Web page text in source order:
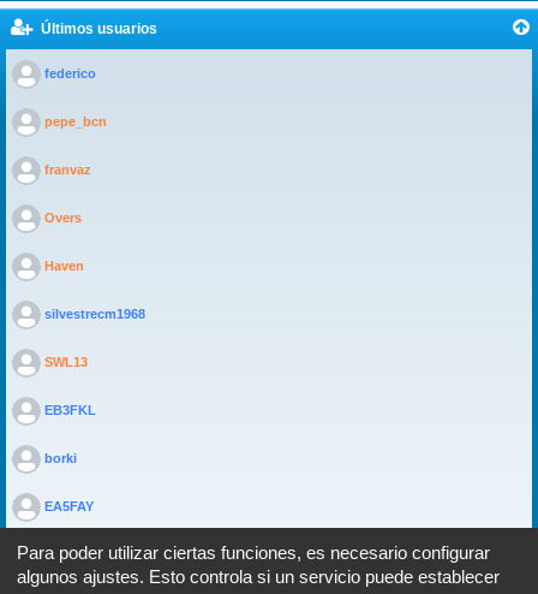
Últimos usuarios
> federico
> pepe_bcn
> franvaz
> Overs
> Haven
> silvestrecm1968
> SWL13
> EB3FKL
> borki
> EA5FAY
Portal Foro Todos los horarios sonUTC+02:00
Para poder utilizar ciertas funciones, es necesario configurar
algunos ajustes. Esto controla si un servicio puede establecer